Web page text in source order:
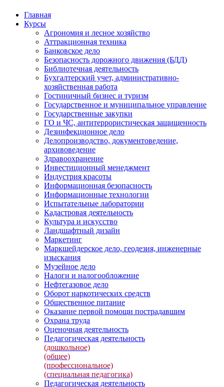
Главная
Курсы
Агрономия и лесное хозяйство
Аттракционная техника
Банковское дело
Безопасность дорожного движения (БДД)
Библиотечная деятельность
Бухгалтерский учет, административно-
хозяйственная работа
Гостиничный бизнес и туризм
Государственное и муниципальное управление
Государственные закупки
ГО и ЧС, антитеррористическая защищенность
Дезинфекционное дело
Делопроизводство, документоведение,
архивоведение
Здравоохранение
Инвестиционный менеджмент
Индустрия красоты
Информационная безопасность
Информационные технологии
Испытательные лаборатории
Кадастровая деятельность
Культура и искусство
Ландшафтный дизайн
Маркетинг
Маркшейдерское дело, геодезия, инженерные
изыскания
Музейное дело
Налоги и налогообложение
Нефтегазовое дело
Оборот наркотических средств
Общественное питание
Оказание первой помощи пострадавшим
Охрана труда
Оценочная деятельность
Педагогическая деятельность
(дошкольное)
(общее)
(профессиональное)
(специальная педагогика)
Педагогическая деятельность